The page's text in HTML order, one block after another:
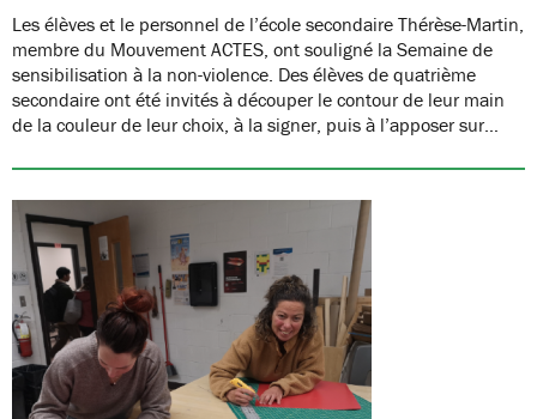
Les élèves et le personnel de l’école secondaire Thérèse-Martin,
membre du Mouvement ACTES, ont souligné la Semaine de
sensibilisation à la non-violence. Des élèves de quatrième
secondaire ont été invités à découper le contour de leur main
de la couleur de leur choix, à la signer, puis à l’apposer sur…